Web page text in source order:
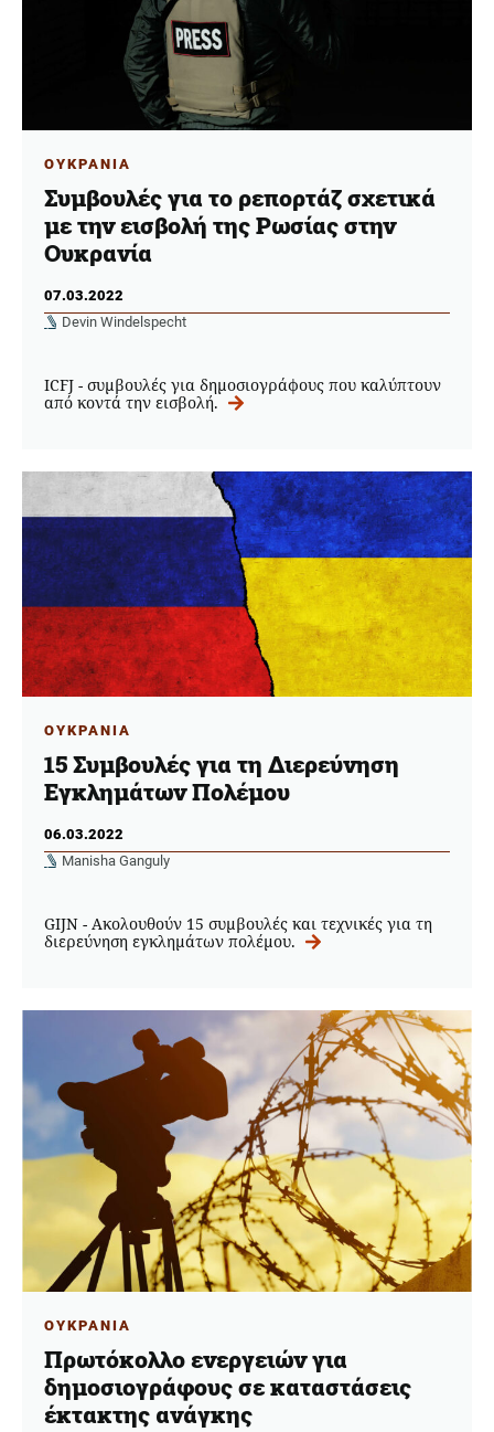
ΟΥΚΡΑΝΙΑ
Συμβουλές για το ρεπορτάζ σχετικά
με την εισβολή της Ρωσίας στην
Ουκρανία
07.03.2022
Devin Windelspecht
ICFJ - συμβουλές για δημοσιογράφους που καλύπτουν
από κοντά την εισβολή.
ΟΥΚΡΑΝΙΑ
15 Συμβουλές για τη Διερεύνηση
Εγκλημάτων Πολέμου
06.03.2022
Manisha Ganguly
GIJN - Ακολουθούν 15 συμβουλές και τεχνικές για τη
διερεύνηση εγκλημάτων πολέμου.
ΟΥΚΡΑΝΙΑ
Πρωτόκολλο ενεργειών για
δημοσιογράφους σε καταστάσεις
έκτακτης ανάγκης